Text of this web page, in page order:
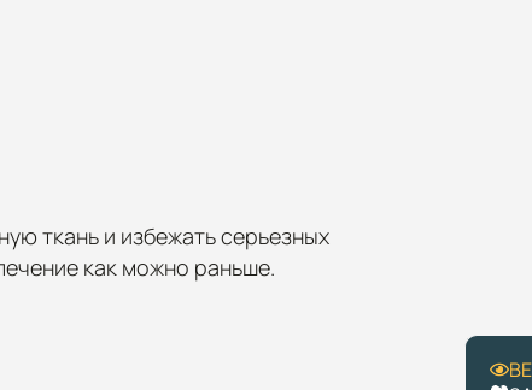
ткань и избежать серьезных
как можно раньше.